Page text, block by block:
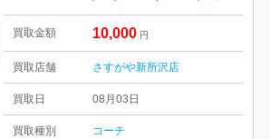
買取金額 10,000 円
買取店舗 さすがや新所沢店
買取日 08月03日
買取種別 コーチ